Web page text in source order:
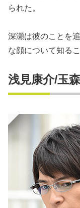
られた。
深瀬は彼のことを
な顔について知る
浅見康介/玉